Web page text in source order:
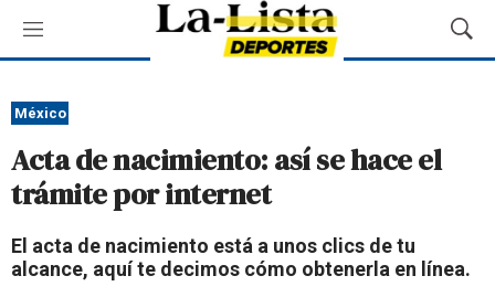
M
e
ú
M
o
q
México
Acta de nacimiento: así se hace el
trámite por internet
El acta de nacimiento está a unos clics de tu
alcance, aquí te decimos cómo obtenerla en línea.